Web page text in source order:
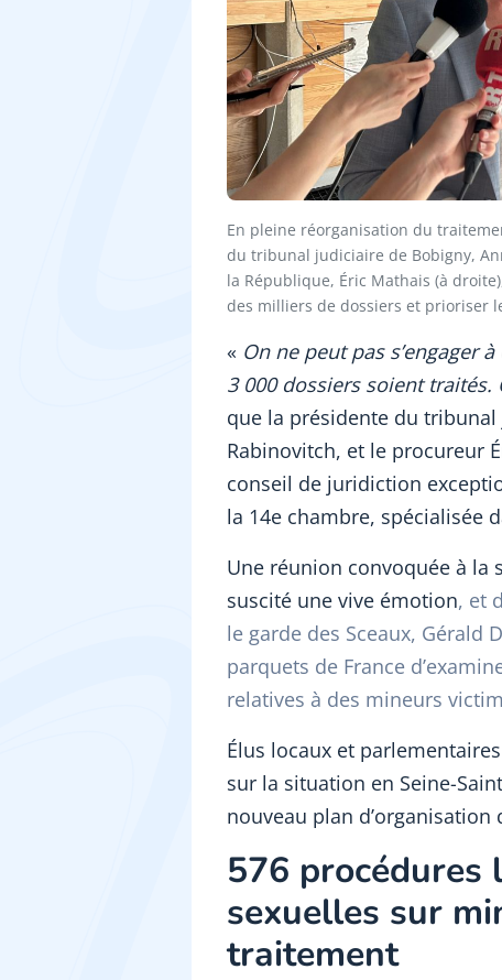
En pleine réorganisation du
du tribunal judiciaire de Bobigny,
la République, Éric Mathais (à
des milliers de dossiers et prioriser
« On ne peut pas s’engager
3 000 dossiers soient traités.
que la présidente du
Rabinovitch, et le procureur
conseil de juridiction
la 14e chambre, spécialisée
Une réunion convoquée à la
suscité une vive émotion, et
le garde des Sceaux, Gérald
parquets de France
relatives à des mineurs
Élus locaux et
sur la situation en Seine-
nouveau plan d’organisation
576 procédures
sexuelles sur
traitement